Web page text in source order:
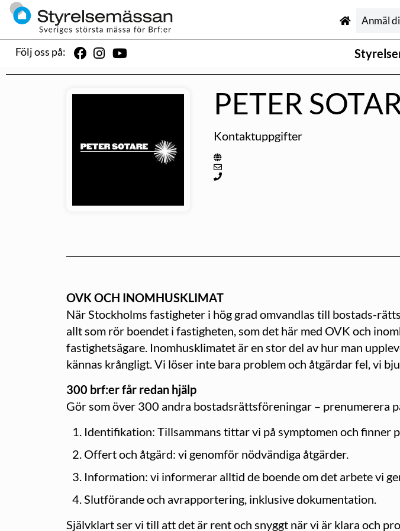
Anmäl
Följ oss på:
PETER
Kontaktuppgifter
OVK OCH INOMHUSKLIMAT
När Stockholms fastigheter i hög grad omvandlas till bostads-
allt som rör boendet i fastigheten, som det här med OVK och
fastighetsägare. Inomhusklimatet är en stor del av hur man
kännas krångligt. Vi löser inte bara problem och åtgärdar fel, vi
300 brf:er får redan hjälp
Gör som över 300 andra bostadsrättsföreningar – prenumerera
Identifikation: Tillsammans tittar vi på symptomen och finner
Offert och åtgärd: vi genomför nödvändiga åtgärder.
Information: vi informerar alltid de boende om det arbete vi
Slutförande och avrapportering, inklusive dokumentation.
Självklart ser vi till att det är rent och snyggt när vi är klara och